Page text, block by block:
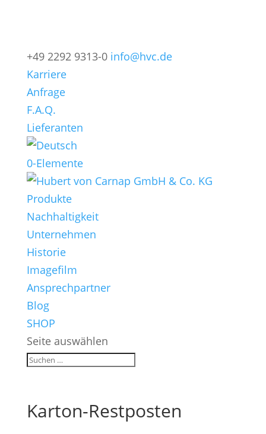
+49 2292 9313-0 info@hvc.de
Karriere
Anfrage
F.A.Q.
Lieferanten
0-Elemente
Produkte
Nachhaltigkeit
Unternehmen
Historie
Imagefilm
Ansprechpartner
Blog
SHOP
Seite auswählen
Karton-Restposten